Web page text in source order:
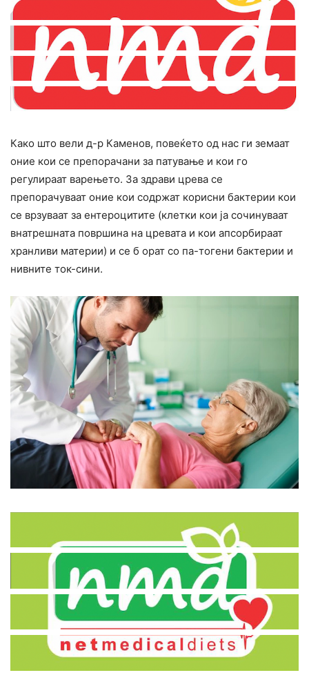
Како што вели д-р Каменов, повеќето од нас ги земаат
оние кои се препорачани за патување и кои го
регулираат варењето. За здрави црева се
препорачуваат оние кои содржат корисни бактерии кои
се врзуваат за ентероцитите (клетки кои ја сочинуваат
внатрешната површина на цревата и кои апсорбираат
хранливи материи) и се б орат со па-тогени бактерии и
нивните ток-сини.